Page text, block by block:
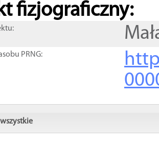
fizjograficzny:
PRNG: